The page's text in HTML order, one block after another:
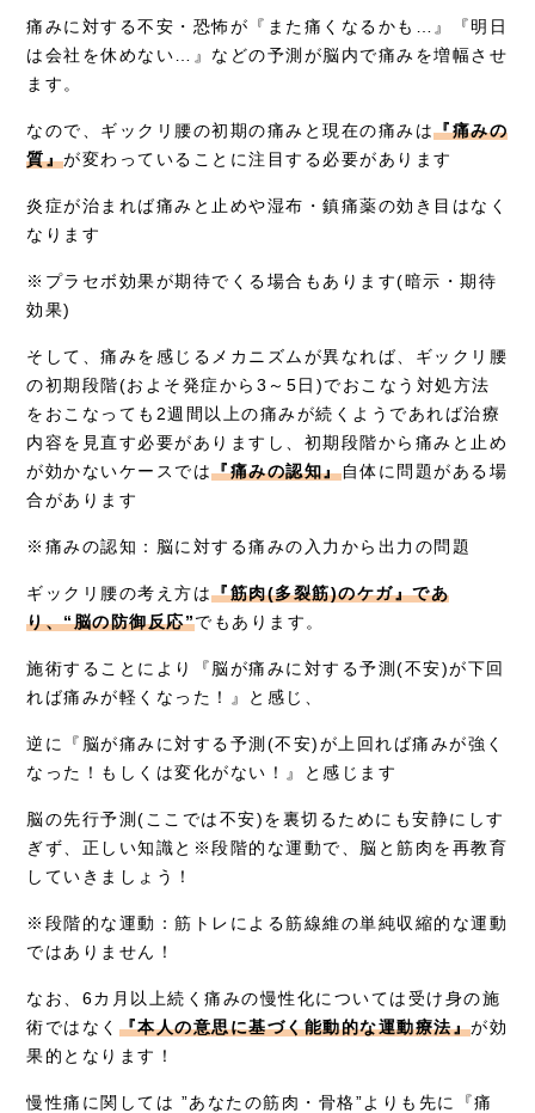
痛みに対する不安・恐怖が『また痛くなるかも…』『明日
は会社を休めない…』などの予測が脳内で痛みを増幅させ
ます。
なので、ギックリ腰の初期の痛みと現在の痛みは『痛みの
質』が変わっていることに注目する必要があります
炎症が治まれば痛みと止めや湿布・鎮痛薬の効き目はなく
なります
※プラセボ効果が期待でくる場合もあります(暗示・期待
効果)
そして、痛みを感じるメカニズムが異なれば、ギックリ腰
の初期段階(およそ発症から3～5日)でおこなう対処方法
をおこなっても2週間以上の痛みが続くようであれば治療
内容を見直す必要がありますし、初期段階から痛みと止め
が効かないケースでは『痛みの認知』自体に問題がある場
合があります
※痛みの認知：脳に対する痛みの入力から出力の問題
ギックリ腰の考え方は『筋肉(多裂筋)のケガ』であ
り、“脳の防御反応”でもあります。
施術することにより『脳が痛みに対する予測(不安)が下回
れば痛みが軽くなった！』と感じ、
逆に『脳が痛みに対する予測(不安)が上回れば痛みが強く
なった！もしくは変化がない！』と感じます
脳の先行予測(ここでは不安)を裏切るためにも安静にしす
ぎず、正しい知識と※段階的な運動で、脳と筋肉を再教育
していきましょう！
※段階的な運動：筋トレによる筋線維の単純収縮的な運動
ではありません！
なお、6カ月以上続く痛みの慢性化については受け身の施
術ではなく 『本人の意思に基づく能動的な運動療法』が効
果的となります！
慢性痛に関しては ”あなたの筋肉・骨格”よりも先に『痛